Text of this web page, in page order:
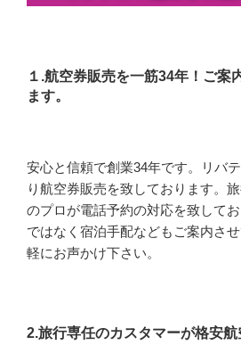
１.航空券販売を一筋34年！ご案
ます。
安心と信頼で創業34年です。リバ
り航空券販売を致しております。
のプロが電話予約の対応を致して
ではなく宿泊手配などもご案内さ
軽にお声かけ下さい。
2.旅行専任のカスタマーが格安